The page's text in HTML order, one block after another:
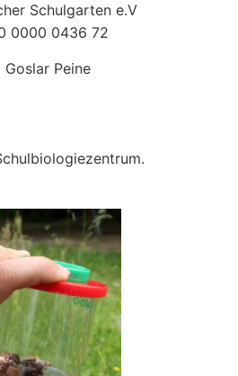
Schulgarten e.V
0000 0436 72
Peine